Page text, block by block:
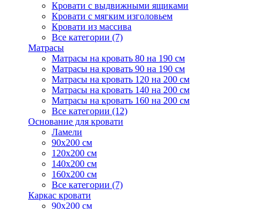
Кровати с выдвижными ящиками
Кровати с мягким изголовьем
Кровати из массива
Все категории (7)
Матрасы
Матрасы на кровать 80 на 190 см
Матрасы на кровать 90 на 190 см
Матрасы на кровать 120 на 200 см
Матрасы на кровать 140 на 200 см
Матрасы на кровать 160 на 200 см
Все категории (12)
Основание для кровати
Ламели
90х200 см
120х200 см
140х200 см
160х200 см
Все категории (7)
Каркас кровати
90х200 см